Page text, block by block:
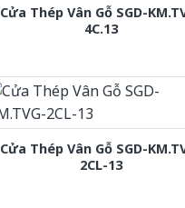
Cửa Thép Vân Gỗ SGD-
4C.13
Cửa Thép Vân Gỗ SGD-
2CL-13